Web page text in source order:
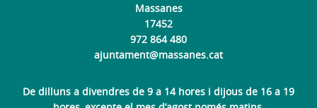
Massanes
17452
972 864 480
ajuntament@massanes.cat
De dilluns a divendres de 9 a 14 hores i dijous de 16 a 19